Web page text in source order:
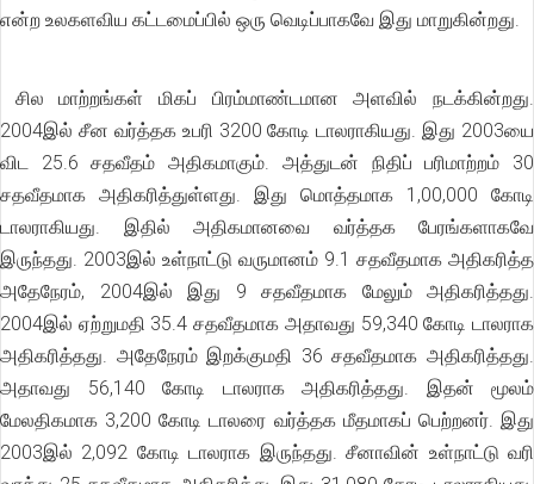
என்ற உலகளவிய கட்டமைப்பில் ஒரு வெடிப்பாகவே இது மாறுகின்றது.
சில மாற்றங்கள் மிகப் பிரம்மாண்டமான அளவில் நடக்கின்றது.
2004இல் சீன வர்த்தக உபரி 3200 கோடி டாலராகியது. இது 2003யை
விட 25.6 சதவீதம் அதிகமாகும். அத்துடன் நிதிப் பரிமாற்றம் 30
சதவீதமாக அதிகரித்துள்ளது. இது மொத்தமாக 1,00,000 கோடி
டாலராகியது. இதில் அதிகமானவை வர்த்தக பேரங்களாகவே
இருந்தது. 2003இல் உள்நாட்டு வருமானம் 9.1 சதவீதமாக அதிகரித்த
அதேநேரம், 2004இல் இது 9 சதவீதமாக மேலும் அதிகரித்தது.
2004இல் ஏற்றுமதி 35.4 சதவீதமாக அதாவது 59,340 கோடி டாலராக
அதிகரித்தது. அதேநேரம் இறக்குமதி 36 சதவீதமாக அதிகரித்தது.
அதாவது 56,140 கோடி டாலராக அதிகரித்தது. இதன் மூலம்
மேலதிகமாக 3,200 கோடி டாலரை வர்த்தக மீதமாகப் பெற்றனர். இது
2003இல் 2,092 கோடி டாலராக இருந்தது. சீனாவின் உள்நாட்டு வரி